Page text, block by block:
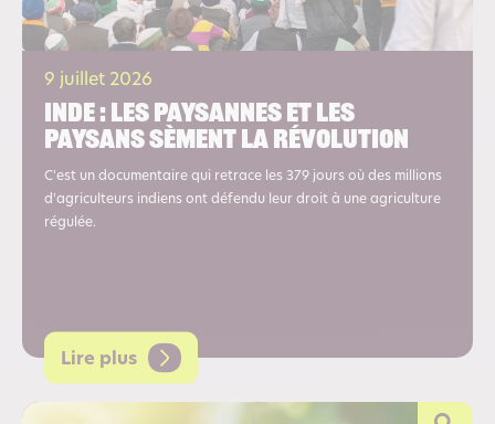
9 juillet 2026
Inde : les paysannes et les
paysans sèment la révolution
C'est un documentaire qui retrace les 379 jours où des millions
d'agriculteurs indiens ont défendu leur droit à une agriculture
régulée.
Lire plus